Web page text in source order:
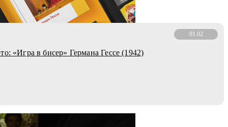
01.02
«Игра в бисер» Германа Гессе (1942)